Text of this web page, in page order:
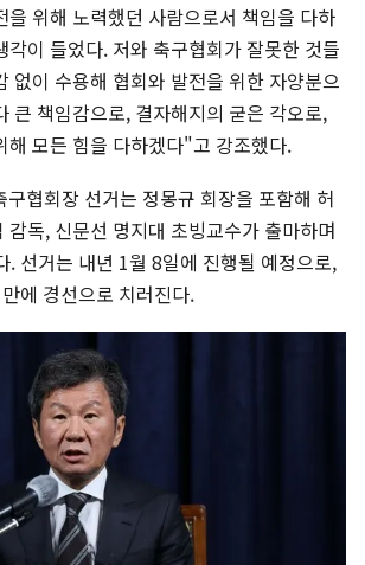
을 위해 노력했던 사람으로서 책임을 다하
각이 들었다. 저와 축구협회가 잘못한 것들
없이 수용해 협회와 발전을 위한 자양분으
큰 책임감으로, 결자해지의 굳은 각오로,
해 모든 힘을 다하겠다"고 강조했다.
협회장 선거는 정몽규 회장을 포함해 허
감독, 신문선 명지대 초빙교수가 출마하며
. 선거는 내년 1월 8일에 진행될 예정으로,
에 경선으로 치러진다.